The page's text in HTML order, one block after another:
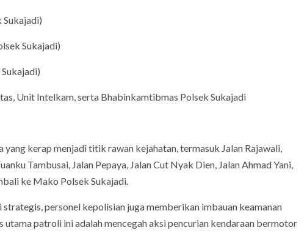
Sukajadi)
Sukajadi)
Unit Intelkam, serta Bhabinkamtibmas Polsek Sukajadi
yang kerap menjadi titik rawan kejahatan, termasuk Jalan Rajawali,
Tambusai, Jalan Pepaya, Jalan Cut Nyak Dien, Jalan Ahmad Yani,
ke Mako Polsek Sukajadi.
personel kepolisian juga memberikan imbauan keamanan
utama patroli ini adalah mencegah aksi pencurian kendaraan bermotor